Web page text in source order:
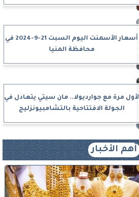
أسعار الأسمنت اليوم السبت 21-9-2024 في
محافظة المنيا
لأول مرة مع جوارديولا.. مان سيتي يتعادل في
الجولة الافتتاحية بالتشامبيونزليج
أهم الأخبار